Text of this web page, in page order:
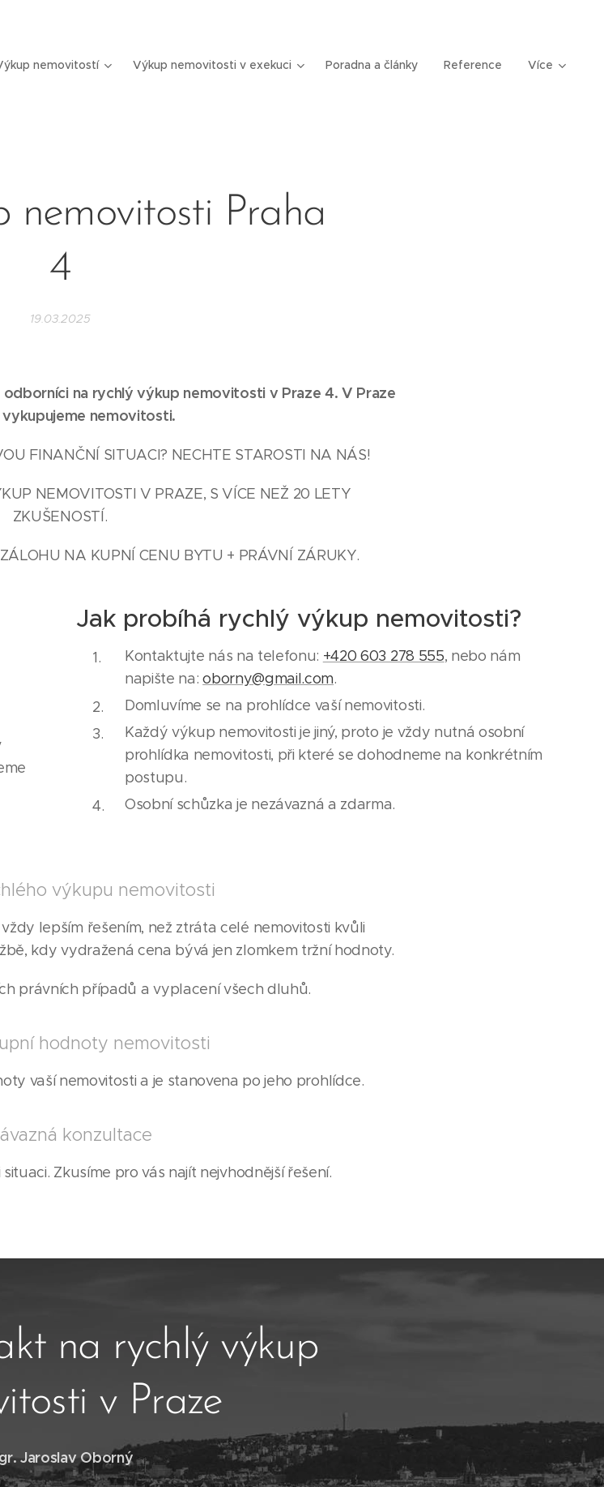
nemovitostí Výkup nemovitosti v exekuci Poradna a články Reference Více
nemovitosti Praha
4
19.03.2025
na rychlý výkup nemovitosti v Praze 4. V Praze
nemovitosti.
FINANČNÍ SITUACI? NECHTE STAROSTI NA NÁS!
NEMOVITOSTI V PRAZE, S VÍCE NEŽ 20 LETY
ZKUŠENOSTÍ.
NA KUPNÍ CENU BYTU + PRÁVNÍ ZÁRUKY.
Jak probíhá rychlý výkup nemovitosti?
Kontaktujte nás na telefonu: +420 603 278 555, nebo nám
napište na:oborny@gmail.com.
Domluvíme se na prohlídce vaší nemovitosti.
Každý výkup nemovitosti je jiný, proto je vždy nutná osobní
prohlídka nemovitosti, při které se dohodneme na konkrétním
postupu.
Osobní schůzka je nezávazná a zdarma.
výkupu nemovitosti
lepším řešením, než ztráta celé nemovitosti kvůli
kdy vydražená cena bývá jen zlomkem tržní hodnoty.
právních případů a vyplacení všech dluhů.
hodnoty nemovitosti
vaší nemovitosti a je stanovena po jeho prohlídce.
konzultace
Zkusíme pro vás najít nejvhodnější řešení.
na rychlý výkup
v Praze
Jaroslav Oborný